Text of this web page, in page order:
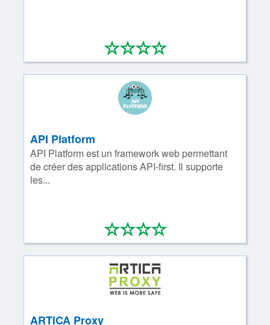
****
0/4
API Platform
API Platform est un framework web permettant
de créer des applications API-first. Il supporte
les...
****
0/4
ARTICA Proxy